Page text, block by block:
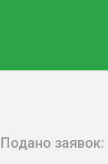
Подано заявок: